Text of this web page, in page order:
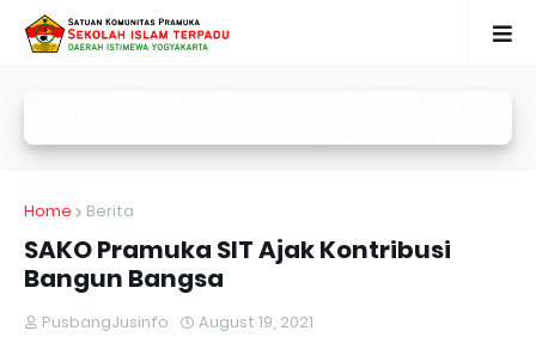
Home Berita
SAKO Pramuka SIT Ajak Kontribusi
Bangun Bangsa
PusbangJusinfo August 19, 2021